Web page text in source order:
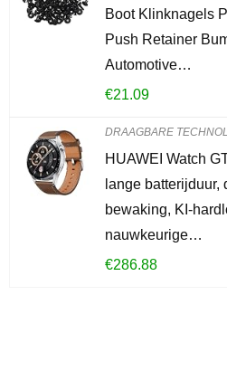
Boot Klinknagels
Push Retainer
Automotive…
€21.09
DRAAGBARE
HUAWEI Watch
lange batterijduur,
bewaking, KI-
nauwkeurige…
€286.88